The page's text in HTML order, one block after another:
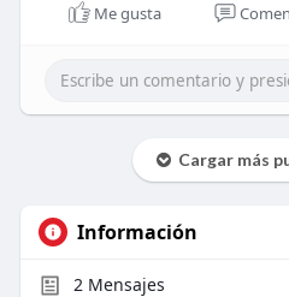
Me gusta
Cargar más
Información
2Mensajes